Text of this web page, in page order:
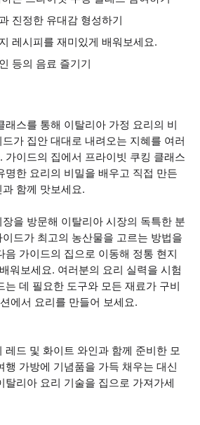
진정한 유대감 형성하기
레시피를 재미있게 배워보세요.
등의 음료 즐기기
래스를 통해 이탈리아 가정 요리의 비
가 집안 대대로 내려오는 지혜를 여러
가이드의 집에서 프라이빗 쿠킹 클래스
명한 요리의 비밀을 배우고 직접 만든
함께 맛보세요.
을 방문해 이탈리아 시장의 독특한 분
드가 최고의 농산물을 고르는 방법을
음 가이드의 집으로 이동해 정통 현지
워보세요. 여러분의 요리 실력을 시험
는 데 필요한 도구와 모든 재료가 구비
에서 요리를 만들어 보세요.
레드 및 화이트 와인과 함께 준비한 모
행 가방에 기념품을 가득 채우는 대신
탈리아 요리 기술을 집으로 가져가세